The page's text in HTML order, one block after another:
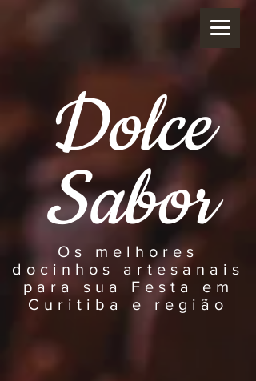
Dolce
Sabor
Os melhores
docinhos artesanais
para sua Festa em
Curitiba e região